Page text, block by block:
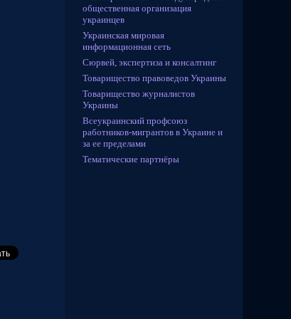
общественная организация
украинцев
Украинская мировая
информационная сеть
Сюрвей, экспертиза и консалтинг
Товарищество правоведов Украины
Товарищество журналистов
Украины
Всеукраинский профсоюз
работников-мигрантов в Украине и
за ее пределами
Тематические партнёры